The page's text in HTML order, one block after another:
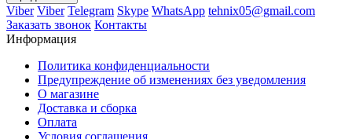
Viber Viber Telegram Skype WhatsApp tehnix05@gmail.com
Заказать звонок Контакты
Информация
Политика конфиденциальности
Предупреждение об изменениях без уведомления
О магазине
Доставка и сборка
Оплата
Условия соглашения